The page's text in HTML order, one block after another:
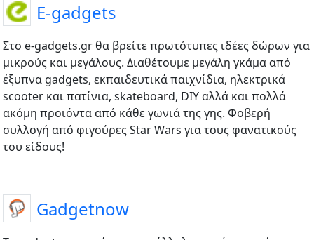
E-gadgets
Στο e-gadgets.gr θα βρείτε πρωτότυπες ιδέες δώρων για
μικρούς και μεγάλους. Διαθέτουμε μεγάλη γκάμα από
έξυπνα gadgets, εκπαιδευτικά παιχνίδια, ηλεκτρικά
scooter και πατίνια, skateboard, DIY αλλά και πολλά
ακόμη προϊόντα από κάθε γωνιά της γης. Φοβερή
συλλογή από φιγούρες Star Wars για τους φανατικούς
του είδους!
Gadgetnow